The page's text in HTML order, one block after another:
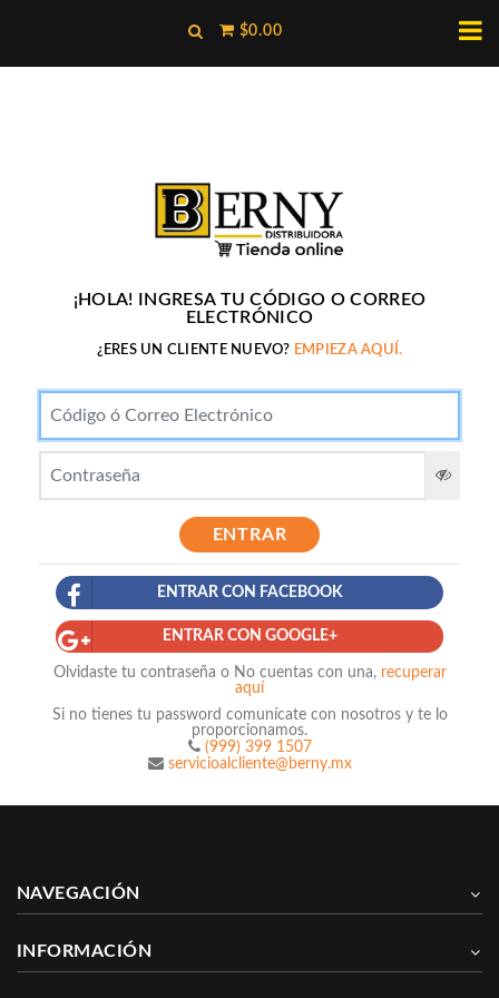
$0.00
¡HOLA! INGRESA TU CÓDIGO O CORREO
ELECTRÓNICO
¿ERES UN CLIENTE NUEVO? EMPIEZA AQUÍ.
ENTRAR
ENTRAR CON FACEBOOK
ENTRAR CON GOOGLE+
Olvidaste tu contraseña o No cuentas con una, recuperar
aquí
Si no tienes tu password comunícate con nosotros y te lo
proporcionamos.
(999) 399 1507
servicioalcliente@berny.mx
NAVEGACIÓN
INFORMACIÓN